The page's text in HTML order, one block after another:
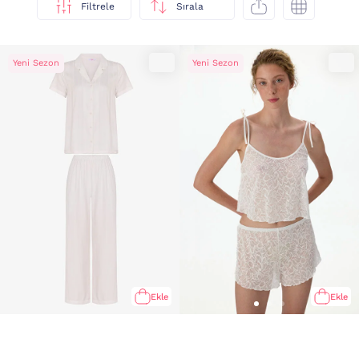
Filtrele Sırala
Yeni Sezon
Ekle
Yeni Sezon
Ekle